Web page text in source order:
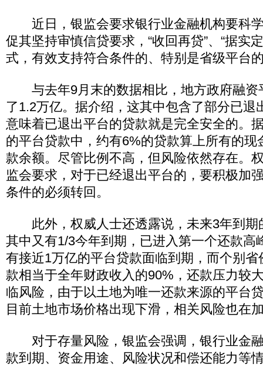
近日，银监会要求银行业金融机构要科
促其坚持审慎信贷要求，“收回再贷”、“据实
式，有效支持符合条件的、特别是省级平台
与去年9月末的数据相比，地方政府融资
了1.2万亿。据介绍，这其中包含了部分已退
意味着已退出平台的贷款就是完全安全的。
的平台贷款中，约有6%的贷款算上所有的现
款余额。尽管比例不高，但风险依然存在。
监会要求，对于已经退出平台的，要积极加
条件的必须转回。
此外，权威人士还透露说，未来3年到期
其中又有1/3今年到期，已进入第一个还款高
有接近1万亿的平台贷款面临到期，而个别
款相当于全年财政收入的90%，还款压力较
临风险，由于以土地为唯一还款来源的平台
目前土地市场价格出现下滑，相关风险也在
对于存量风险，银监会强调，银行业金
款到期、资金用途、风险状况和偿还能力等